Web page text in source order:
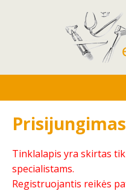
Tinklalapis yra skirtas
specialistams.
Registruojantis reikės